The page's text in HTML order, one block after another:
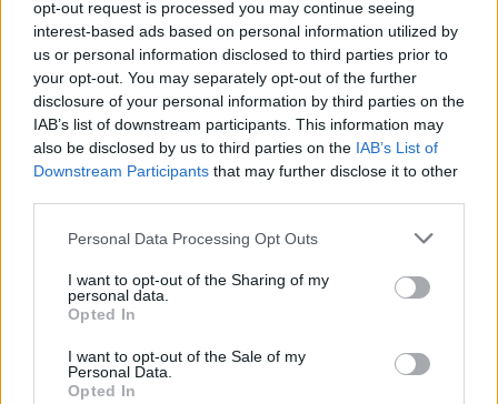
opt-out request is processed you may continue seeing
interest-based ads based on personal information utilized by
us or personal information disclosed to third parties prior to
your opt-out. You may separately opt-out of the further
disclosure of your personal information by third parties on the
IAB’s list of downstream participants. This information may
also be disclosed by us to third parties on the IAB’s List of
Downstream Participants that may further disclose it to other
Personal Data Processing Opt Outs
I want to opt-out of the Sharing of my
personal data.
Opted In
I want to opt-out of the Sale of my
Personal Data.
Opted In
box, causa infortunio) inWayne Rooney.Rashford
LingardeMartialsono bravi, per carità, bravissimi. Ma per
unDerby d’Inghilterratalmente decisivo avrebbe
indubbiamente fatto comodo il giocatore in grado di
spaccare in due la partita. Quel tipo di giocatore che
Rooney è perfettamente in grado di incarnare.
L’ha spuntataKlopp, in fondo, dimostrando ancora una
volta come la teoria delle “quattro mezze punte” schierate
che un azzardo insensato. L’hanno spuntata i
complessivamente più meritevoli di unMan Unitedancora
troppo immaturo e discontinuo. Lo si è visto, in particolar
modo, in un doppio confronto in cui gli uomini di
hanno interpretato le due partite con un atteggiamento
completamente diverso, ai limiti dell’opposto.